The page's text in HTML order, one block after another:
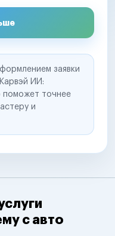
заявки
ИИ:
поможет точнее
и
с авто